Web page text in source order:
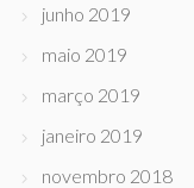
junho 2019
maio 2019
março 2019
janeiro 2019
novembro 2018